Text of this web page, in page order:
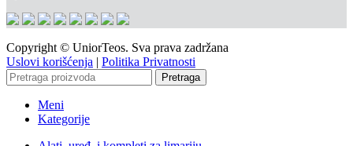
Copyright © UniorTeos. Sva prava zadržana
Uslovi korišćenja | Politika Privatnosti
Pretraga
Meni
Kategorije